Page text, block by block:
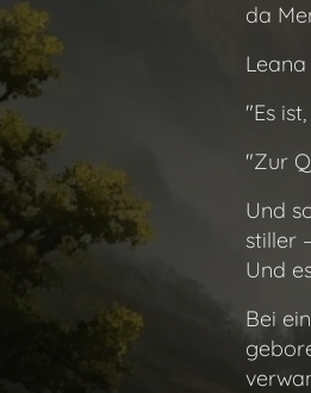
da
"Es
"Zur
Und
stiller
Und
Bei